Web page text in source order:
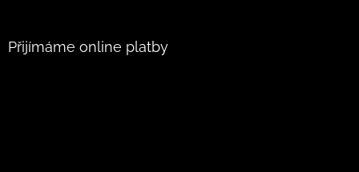
Přijímáme online platby